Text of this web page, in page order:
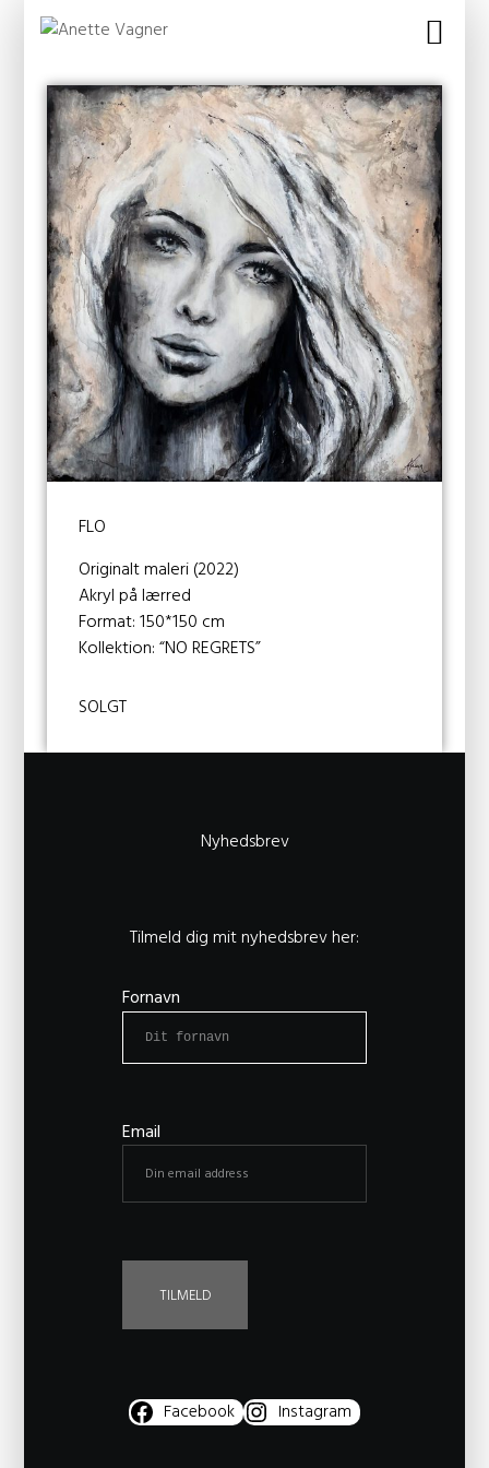
FLO
Originalt maleri (2022)
Akryl på lærred
Format: 150*150 cm
Kollektion: “NO REGRETS”
SOLGT
Nyhedsbrev
Tilmeld dig mit nyhedsbrev her:
Fornavn
Email
Facebook Instagram